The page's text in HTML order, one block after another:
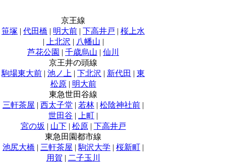
京王線
笹塚 | 代田橋 | 明大前 | 下高井戸 | 桜上水
|
上北沢 | 八幡山 |
芦花公園 | 千歳烏山 | 仙川
京王井の頭線
駒場東大前 | 池ノ上 | 下北沢 | 新代田 | 東
松原| 明大前
東急世田谷線
三軒茶屋 | 西太子堂 | 若林 | 松陰神社前 |
世田谷 | 上町 |
宮の坂 | 山下| 松原| 下高井戸
東急田園都市線
池尻大橋 | 三軒茶屋 | 駒沢大学 | 桜新町 |
用賀 | 二子玉川